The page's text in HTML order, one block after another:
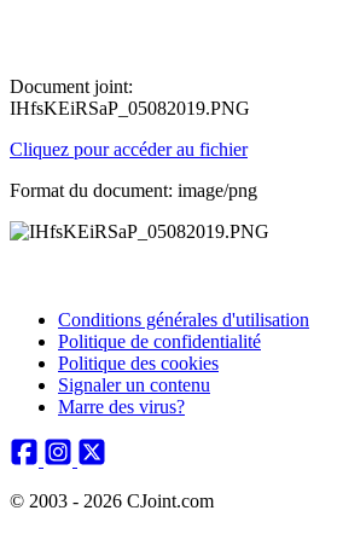
Document joint:
IHfsKEiRSaP_05082019.PNG
Cliquez pour accéder au fichier
Format du document: image/png
Conditions générales d'utilisation
Politique de confidentialité
Politique des cookies
Signaler un contenu
Marre des virus?
© 2003 - 2026 CJoint.com